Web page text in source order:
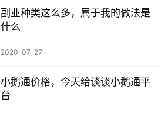
副业种类这么多，属于我的做法是
什么
2020-07-27
小鹅通价格，今天给谈谈小鹅通平
台